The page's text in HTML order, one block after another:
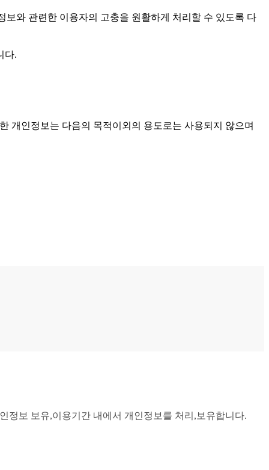
보와 관련한 이용자의 고충을 원활하게 처리할 수 있도록 다
다.
개인정보는 다음의 목적이외의 용도로는 사용되지 않으며
정보 보유,이용기간 내에서 개인정보를 처리,보유합니다.